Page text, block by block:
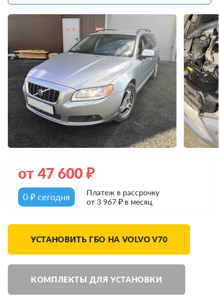
от47 600₽
0 ₽ сегодня
Платеж в рассрочку
от 3 967 ₽ в месяц
УСТАНОВИТЬ ГБО НА VOLVO V70
КОМПЛЕКТЫ ДЛЯ УСТАНОВКИ